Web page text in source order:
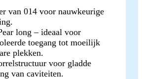
van 014 voor nauwkeurige
long – ideaal voor
toegang tot moeilijk
plekken.
voor gladde
van caviteiten.